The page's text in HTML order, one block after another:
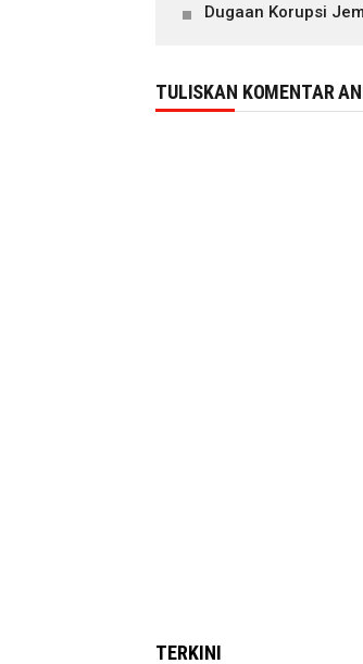
Dugaan Korupsi
TULISKAN KOMENTAR
TERKINI